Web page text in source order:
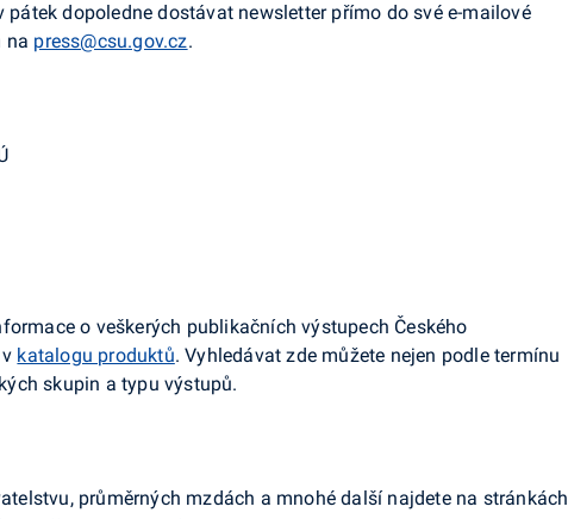
pátek dopoledne dostávat newsletter přímo do své e-mailové
na press@csu.gov.cz.
o veškerých publikačních výstupech Českého
katalogu produktů. Vyhledávat zde můžete nejen podle termínu
skupin a typu výstupů.
průměrných mzdách a mnohé další najdete na stránkách